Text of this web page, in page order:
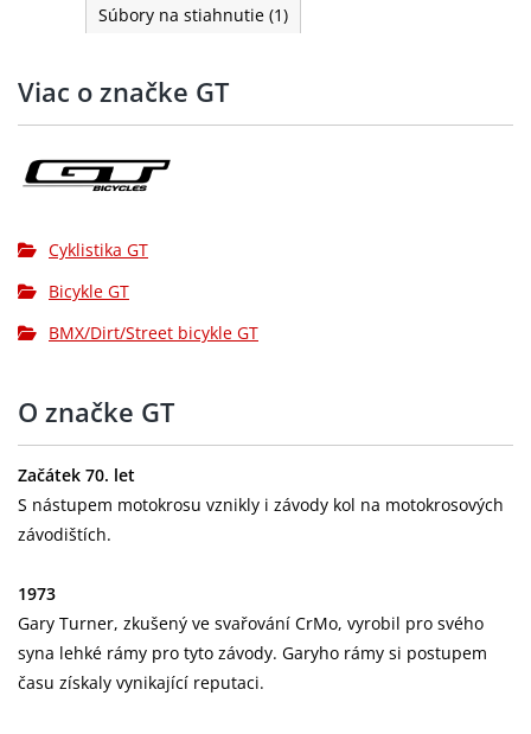
Súbory na stiahnutie (1)
Viac o značke GT
Cyklistika GT
Bicykle GT
BMX/Dirt/Street bicykle GT
O značke GT
Začátek 70. let
S nástupem motokrosu vznikly i závody kol na motokrosových
závodištích.
1973
Gary Turner, zkušený ve svařování CrMo, vyrobil pro svého
syna lehké rámy pro tyto závody. Garyho rámy si postupem
času získaly vynikající reputaci.